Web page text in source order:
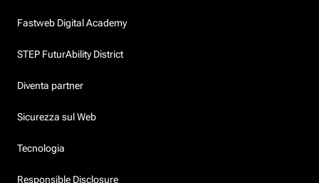
Fastweb Digital Academy
STEP FuturAbility District
Diventa partner
Sicurezza sul Web
Tecnologia
Responsible Disclosure